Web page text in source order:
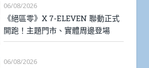
06/08/2026
《絕區零》X 7-ELEVEN 聯動正式
開跑！主題門市、實體周邊登場
06/08/2026